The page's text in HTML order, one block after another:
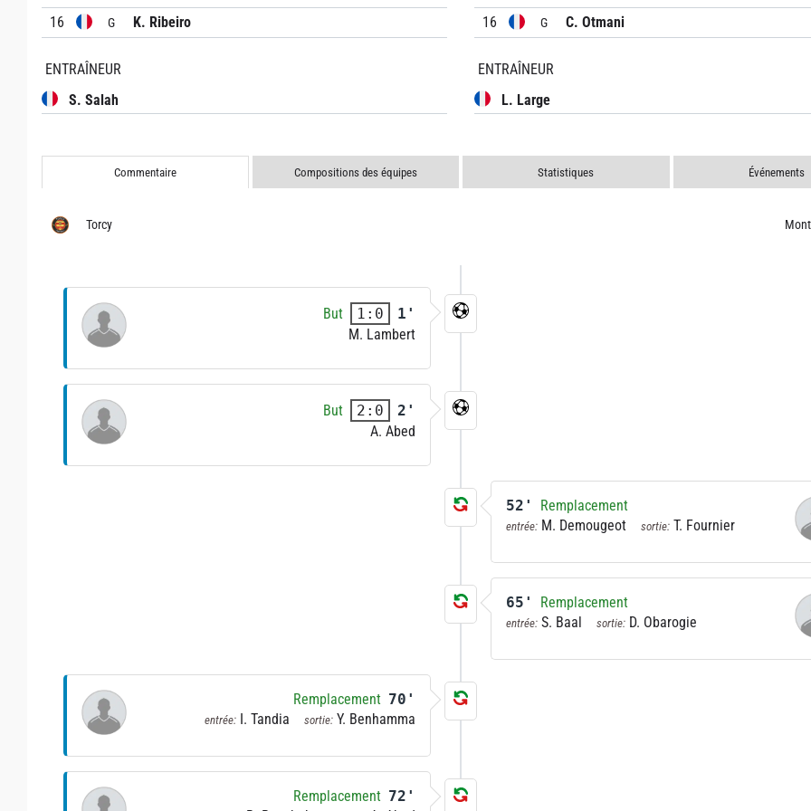
16
G K. Ribeiro
ENTRAÎNEUR
S. Salah
16
G C. Otmani
ENTRAÎNEUR
L. Large
Commentaire Compositions des équipes Statistiques Événements
Torcy
But 1:0
1'
M. Lambert
But 2:0
2'
A. Abed
52' Remplacement
entrée: M. Demougeot sortie: T. Fournier
65' Remplacement
entrée: S. Baal sortie: D. Obarogie
Remplacement 70'
entrée: I. Tandia sortie: Y. Benhamma
Remplacement 72'